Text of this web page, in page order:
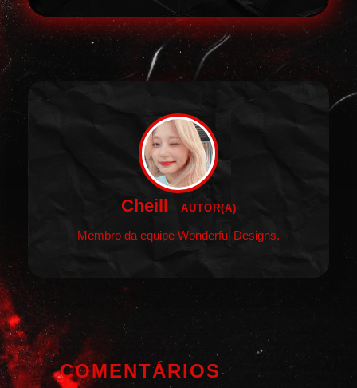
Cheill AUTOR(A)
Membro da equipe Wonderful Designs.
COMENTÁRIOS